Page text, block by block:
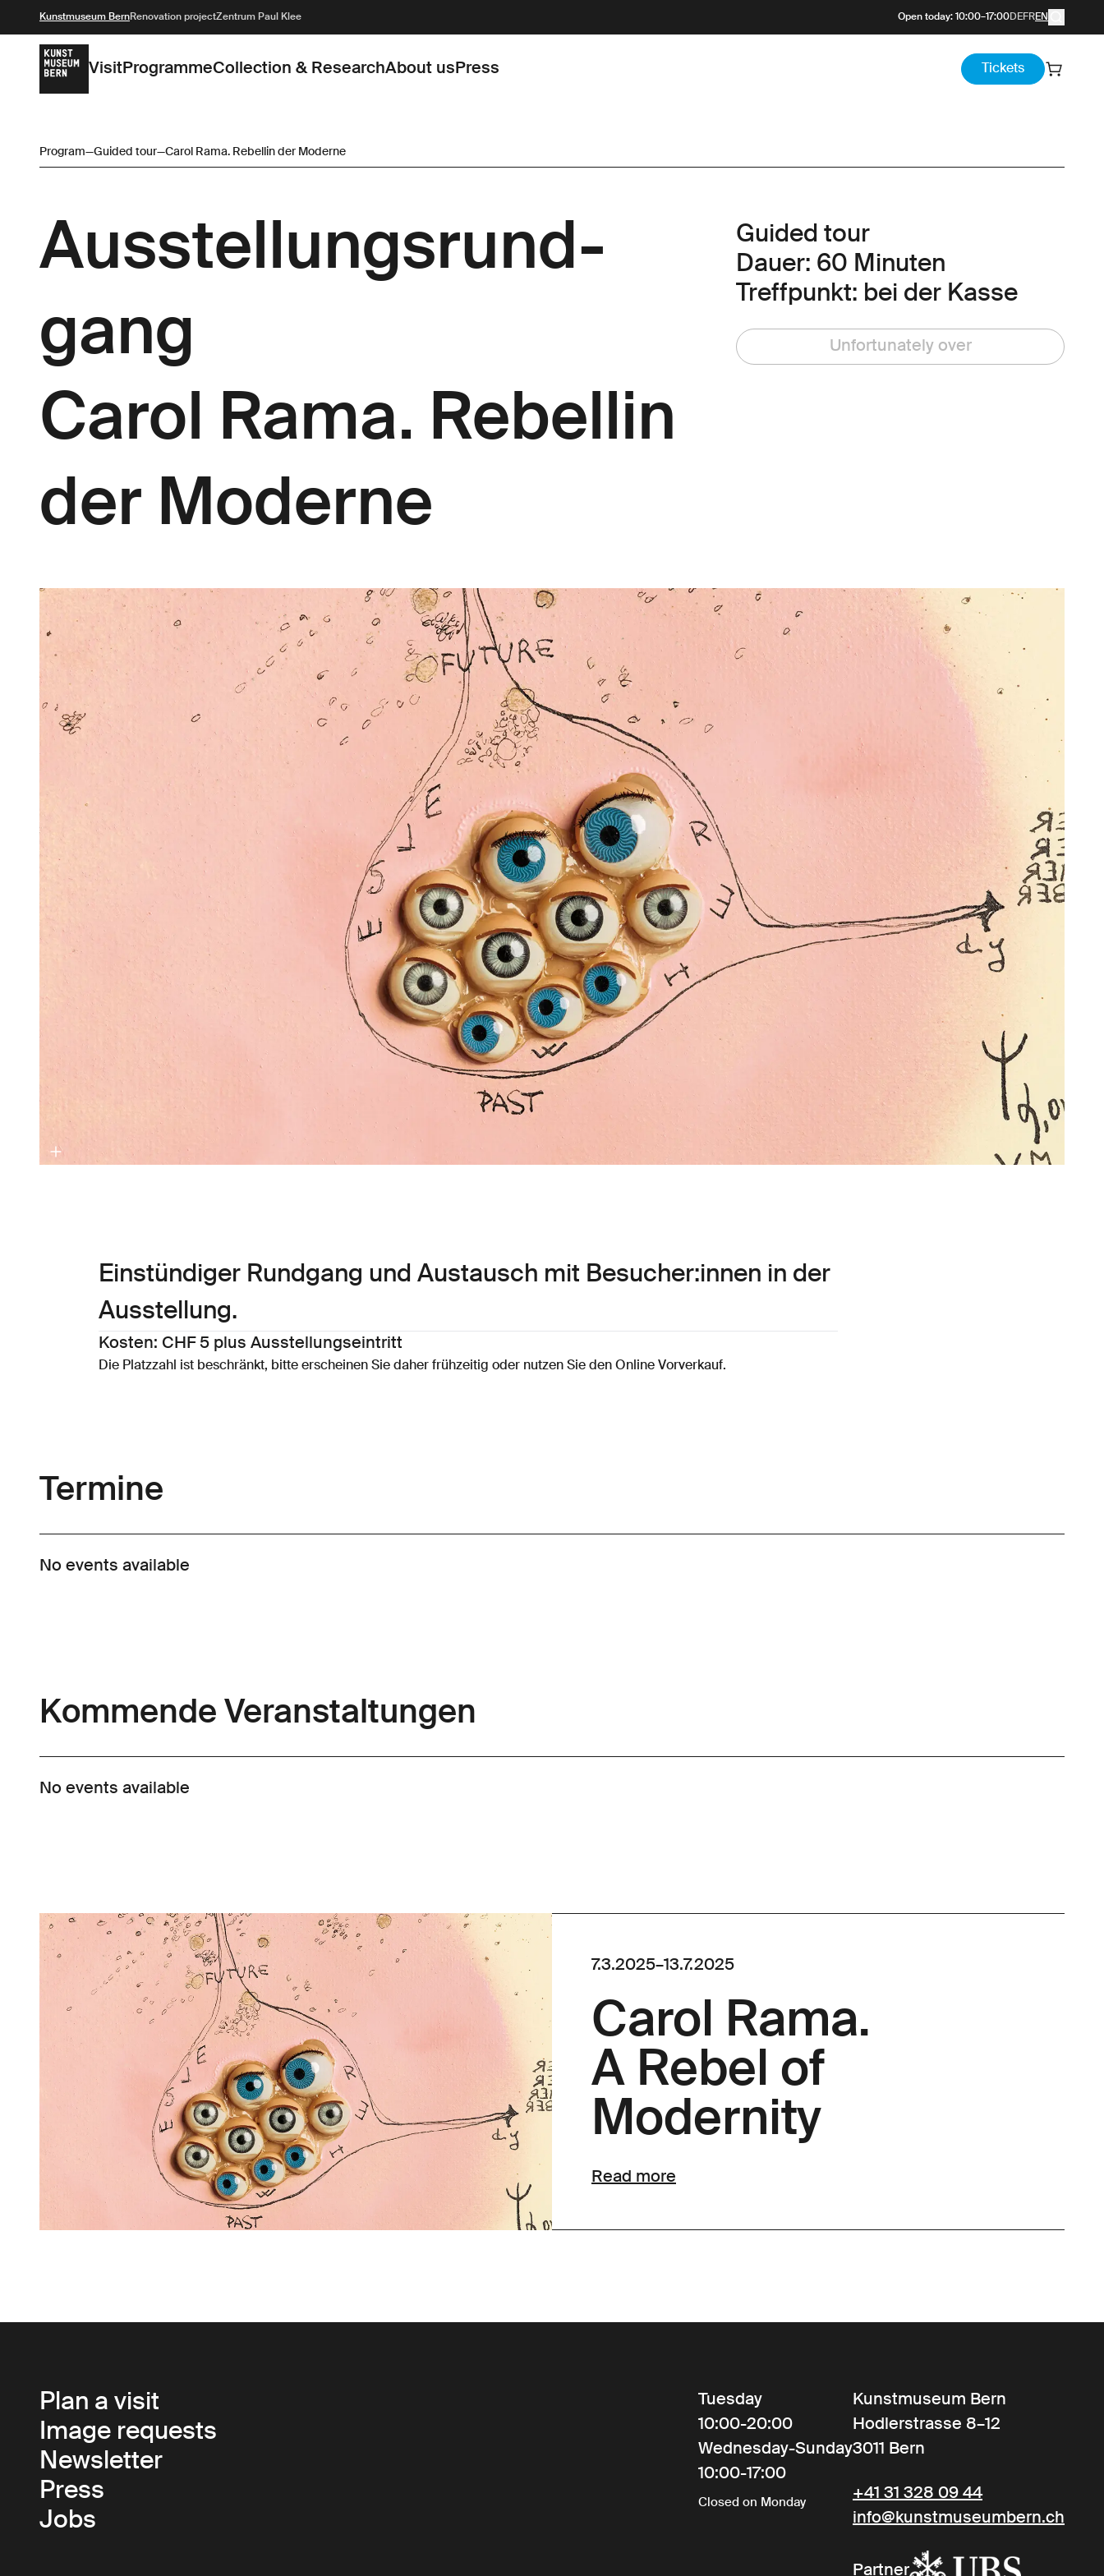
Kunstmuseum BernRenovation projectZentrum Paul Klee Open today: 10:00–17:00DEFREN
VisitProgrammeCollection & ResearchAbout usPress Tickets
Program—Guided tour—Carol Rama. Rebellin der Moderne
Ausstellungsrund­
gang
Carol Rama. Rebellin
der Moderne
Guided tour
Dauer: 60 Minuten
Treffpunkt: bei der Kasse
Unfortunately over
Einstündiger Rundgang und Austausch mit Besucher:innen in der
Ausstellung.
Kosten: CHF 5 plus Ausstellungseintritt
Die Platzzahl ist beschränkt, bitte erscheinen Sie daher frühzeitig oder nutzen Sie den Online Vorverkauf.
Termine
No events available
Kommende Veranstaltungen
No events available
7.3.2025–13.7.2025
Carol Rama.
A Rebel of
Modernity
Read more
Plan a visit
Image requests
Newsletter
Press
Jobs
Tuesday
10:00-20:00
Wednesday-Sunday
10:00-17:00
Closed on Monday
Kunstmuseum Bern
Hodlerstrasse 8–12
3011 Bern
+41 31 328 09 44
info@kunstmuseumbern.ch
Partner